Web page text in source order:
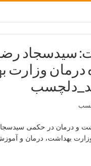
سیدسجاد
درمان وزارت
و درمان در حکمی
بهداشت، درمان و